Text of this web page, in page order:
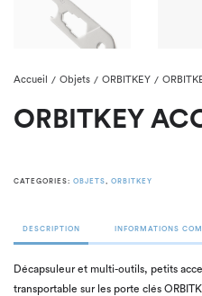
Accueil / Objets / ORBITKEY /
ORBITKEY
CATEGORIES: OBJETS, ORBITKEY
DESCRIPTION INFORMATIONS
Décapsuleur et multi-outils, petits
transportable sur les porte clés